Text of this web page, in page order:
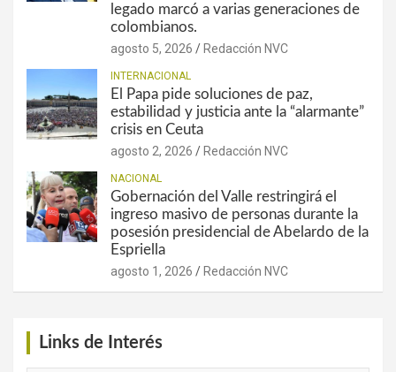
legado marcó a varias generaciones de
colombianos.
agosto 5, 2026 Redacción NVC
INTERNACIONAL
El Papa pide soluciones de paz,
estabilidad y justicia ante la “alarmante”
crisis en Ceuta
agosto 2, 2026 Redacción NVC
NACIONAL
Gobernación del Valle restringirá el
ingreso masivo de personas durante la
posesión presidencial de Abelardo de la
Espriella
agosto 1, 2026 Redacción NVC
Links de Interés